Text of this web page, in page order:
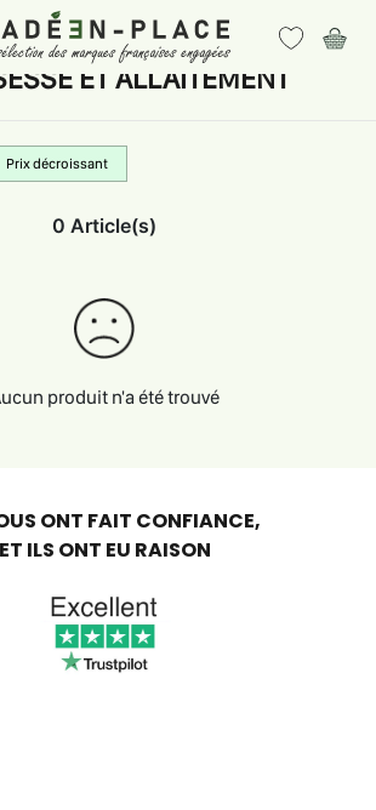
ET ALLAITEMENT
Prix décroissant
0 Article(s)
produit n'a été trouvé
ONT FAIT CONFIANCE,
ET ILS ONT EU RAISON